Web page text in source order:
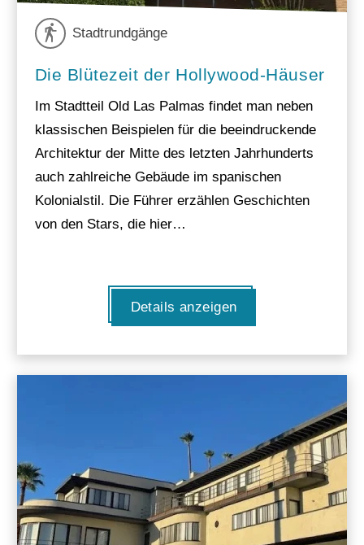
Stadtrundgänge
Die Blütezeit der Hollywood-Häuser
Im Stadtteil Old Las Palmas findet man neben
klassischen Beispielen für die beeindruckende
Architektur der Mitte des letzten Jahrhunderts
auch zahlreiche Gebäude im spanischen
Kolonialstil. Die Führer erzählen Geschichten
von den Stars, die hier…
Details anzeigen